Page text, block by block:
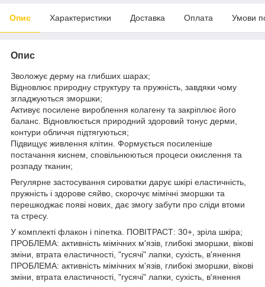
Опис Характеристики Доставка Оплата Умови
Опис
Зволожує дерму на глибших шарах;
Відновлює природну структуру та пружність, завдяки чому
згладжуються зморшки;
Активує посилене вироблення колагену та закріплює його
баланс. Відновлюється природний здоровий тонус дерми,
контури обличчя підтягуються;
Підвищує живлення клітин. Формується посиленіше
постачання киснем, сповільнюються процеси окислення та
розпаду тканин;
Регулярне застосування сироватки дарує шкірі еластичність,
пружність і здорове сяйво, скорочує мімічні зморшки та
перешкоджає появі нових, дає змогу забути про сліди втоми
та стресу.
У комплекті флакон і піпетка. ПОВІТРАСТ: 30+, зріла шкіра;
ПРОБЛЕМА: активність мімічних м'язів, глибокі зморшки, вікові
зміни, втрата еластичності, "гусячі" лапки, сухість, в'янення
ПРОБЛЕМА: активність мімічних м'язів, глибокі зморшки, вікові
зміни, втрата еластичності, "гусячі" лапки, сухість, в'янення